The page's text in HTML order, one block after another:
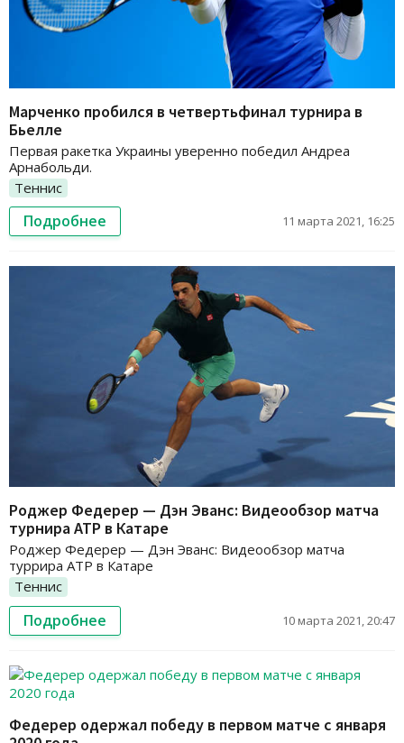
Марченко пробился в четвертьфинал турнира в
Бьелле
Первая ракетка Украины уверенно победил Андреа
Арнабольди.
Теннис
Подробнее 11 марта 2021, 16:25
Роджер Федерер — Дэн Эванс: Видеообзор матча
турнира АТР в Катаре
Роджер Федерер — Дэн Эванс: Видеообзор матча
туррира АТР в Катаре
Теннис
Подробнее 10 марта 2021, 20:47
Федерер одержал победу в первом матче с января